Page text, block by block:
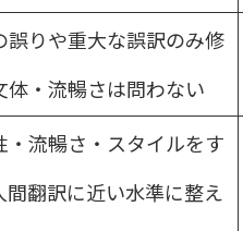
誤りや重大な誤訳のみ修
体・流暢さは問わない
・流暢さ・スタイルをす
間翻訳に近い水準に整え